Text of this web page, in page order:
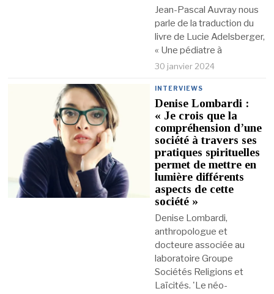
Jean-Pascal Auvray nous
parle de la traduction du
livre de Lucie Adelsberger,
« Une pédiatre à
30 janvier 2024
INTERVIEWS
Denise Lombardi :
« Je crois que la
compréhension d’une
société à travers ses
pratiques spirituelles
permet de mettre en
lumière différents
aspects de cette
société »
Denise Lombardi,
anthropologue et
docteure associée au
laboratoire Groupe
Sociétés Religions et
Laïcités. 'Le néo-